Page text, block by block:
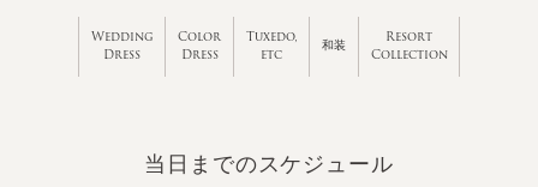
Wedding
Dress
Color
Dress
Tuxedo,
etc
和装
Resort
Collection
当日までのスケジュール